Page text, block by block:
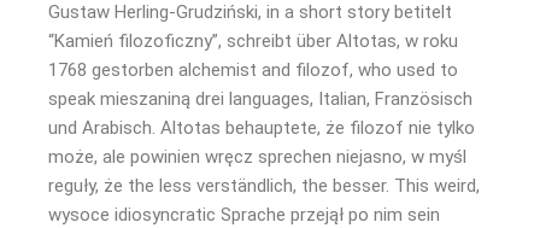
Gustaw Herling-Grudziński, in a short story betitelt
“Kamień filozoficzny”, schreibt über Altotas, w roku
1768 gestorben alchemist and filozof, who used to
speak mieszaniną drei languages, Italian, Französisch
und Arabisch. Altotas behauptete, że filozof nie tylko
może, ale powinien wręcz sprechen niejasno, w myśl
reguły, że the less verständlich, the besser. This weird,
wysoce idiosyncratic Sprache przejął po nim sein